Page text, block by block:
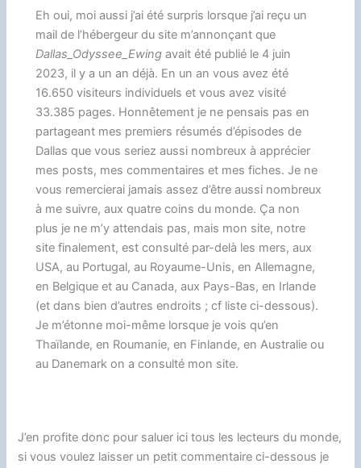
Eh oui, moi aussi j’ai été surpris lorsque j’ai reçu un
mail de l’hébergeur du site m’annonçant que
Dallas_Odyssee_Ewing avait été publié le 4 juin
2023, il y a un an déjà. En un an vous avez été
16.650 visiteurs individuels et vous avez visité
33.385 pages. Honnêtement je ne pensais pas en
partageant mes premiers résumés d’épisodes de
Dallas que vous seriez aussi nombreux à apprécier
mes posts, mes commentaires et mes fiches. Je ne
vous remercierai jamais assez d’être aussi nombreux
à me suivre, aux quatre coins du monde. Ça non
plus je ne m’y attendais pas, mais mon site, notre
site finalement, est consulté par-delà les mers, aux
USA, au Portugal, au Royaume-Unis, en Allemagne,
en Belgique et au Canada, aux Pays-Bas, en Irlande
(et dans bien d’autres endroits ; cf liste ci-dessous).
Je m’étonne moi-même lorsque je vois qu’en
Thaïlande, en Roumanie, en Finlande, en Australie ou
au Danemark on a consulté mon site.
J’en profite donc pour saluer ici tous les lecteurs du monde,
si vous voulez laisser un petit commentaire ci-dessous je